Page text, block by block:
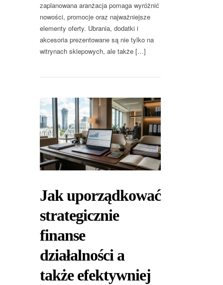
zaplanowana aranżacja pomaga wyróżnić
nowości, promocje oraz najważniejsze
elementy oferty. Ubrania, dodatki i
akcesoria prezentowane są nie tylko na
witrynach sklepowych, ale także […]
Jak uporządkować
strategicznie
finanse
działalności a
także efektywniej